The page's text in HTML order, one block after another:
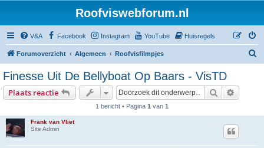
Roofviswebforum.nl
V&A Facebook Instagram YouTube Huisregels
Forumoverzicht Algemeen Roofvisfilmpjes
Finesse Uit De Bellyboat Op Baars - VisTD
Plaats reactie Zoek
1 bericht • Pagina 1 van 1
Frank van Vliet
Site Admin